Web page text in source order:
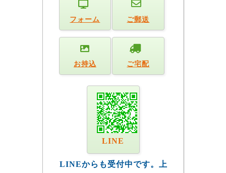
フォーム ご郵送
お持込 ご宅配
LINE
LINEからも受付中です。上